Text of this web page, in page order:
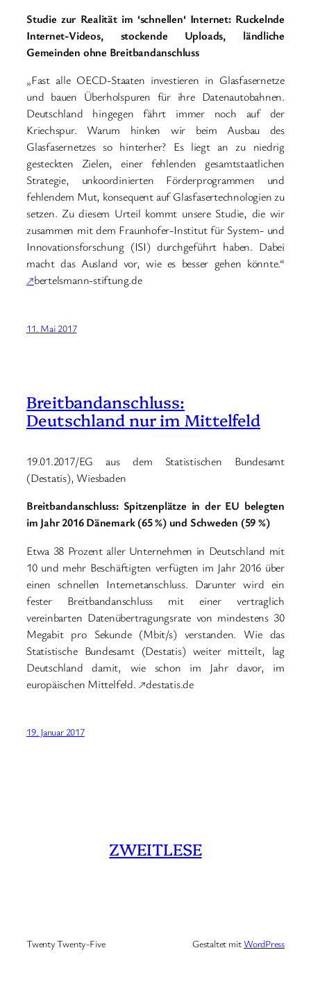
Studie zur Realität im ‘schnellen‘ Internet: Ruckelnde
Internet-Videos, stockende Uploads, ländliche
Gemeinden ohne Breitbandanschluss
„Fast alle OECD-Staaten investieren in Glasfasernetze
und bauen Überholspuren für ihre Datenautobahnen.
Deutschland hingegen fährt immer noch auf der
Kriechspur. Warum hinken wir beim Ausbau des
Glasfasernetzes so hinterher? Es liegt an zu niedrig
gesteckten Zielen, einer fehlenden gesamtstaatlichen
Strategie, unkoordinierten Förderprogrammen und
fehlendem Mut, konsequent auf Glasfasertechnologien zu
setzen. Zu diesem Urteil kommt unsere Studie, die wir
zusammen mit dem Fraunhofer-Institut für System- und
Innovationsforschung (ISI) durchgeführt haben. Dabei
macht das Ausland vor, wie es besser gehen könnte.“
↗bertelsmann-stiftung.de
11. Mai 2017
Breitbandanschluss:
Deutschland nur im Mittelfeld
19.01.2017/EG aus dem Statistischen Bundesamt
(Destatis), Wiesbaden
Breitbandanschluss: Spitzenplätze in der EU belegten
im Jahr 2016 Dänemark (65 %) und Schweden (59 %)
Etwa 38 Prozent aller Unternehmen in Deutschland mit
10 und mehr Beschäftigten verfügten im Jahr 2016 über
einen schnellen Internetanschluss. Darunter wird ein
fester Breitbandanschluss mit einer vertraglich
vereinbarten Datenübertragungsrate von mindestens 30
Megabit pro Sekunde (Mbit/s) verstanden. Wie das
Statistische Bundesamt (Destatis) weiter mitteilt, lag
Deutschland damit, wie schon im Jahr davor, im
europäischen Mittelfeld. ↗destatis.de
19. Januar 2017
ZWEITLESE
Twenty Twenty-Five Gestaltet mitWordPress